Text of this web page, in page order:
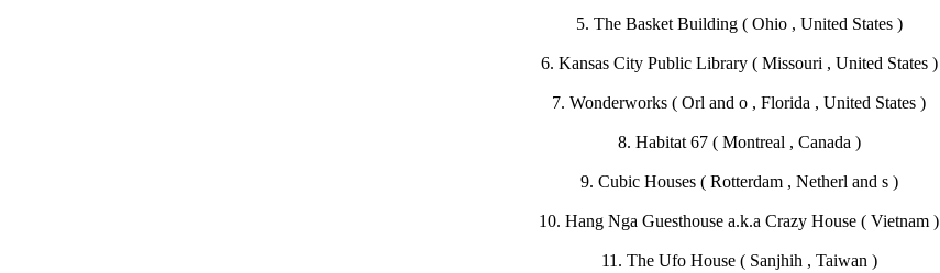
5. The Basket Building ( Ohio , United States )
6. Kansas City Public Library ( Missouri , United States )
7. Wonderworks ( Orl and o , Florida , United States )
8. Habitat 67 ( Montreal , Canada )
9. Cubic Houses ( Rotterdam , Netherl and s )
10. Hang Nga Guesthouse a.k.a Crazy House ( Vietnam )
11. The Ufo House ( Sanjhih , Taiwan )